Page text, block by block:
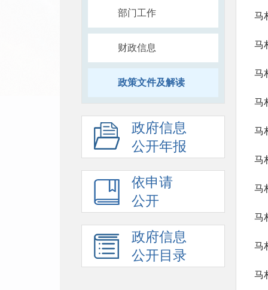
部门工作
财政信息
政策文件及解读
政府信息
公开年报
依申请
公开
政府信息
公开目录
马
马
马
马
马
马
马
马